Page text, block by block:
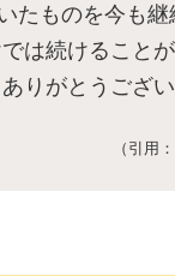
たものを今も継
は続けること
りがとうござい
（引用：